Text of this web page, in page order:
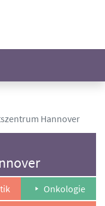
Hannover
Onkologie